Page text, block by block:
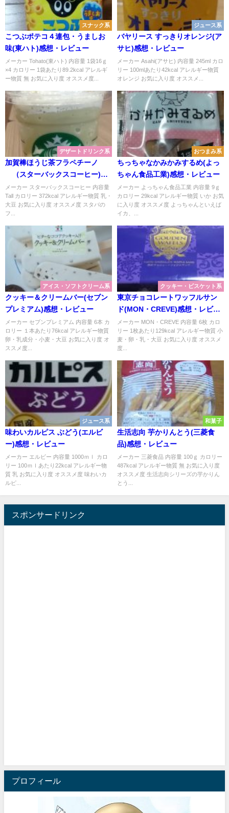
スナック系
こつぶポテコ４連包・うましお
味(東ハト)感想・レビュー
メーカー Tohato(東ハト) 内容量 1袋16ｇ
×4 カロリー 1袋あたり89.2kcal アレルギ
ー物質 無 お気に入り度 オススメ度...
ジュース系
バヤリース すっきりオレンジ(ア
サヒ)感想・レビュー
メーカー Asahi(アサヒ) 内容量 245ml カロ
リー 100mlあたり42kcal アレルギー物質
オレンジ お気に入り度 オススメ...
デザートドリンク系
加賀棒ほうじ茶フラペチーノ
®（スターバックスコーヒー)感
想・レビュー
メーカー スターバックスコーヒー 内容量
Tall カロリー 372kcal アレルギー物質 乳・
大豆 お気に入り度 オススメ度 スタバの
フ...
おつまみ系
ちっちゃなかみかみするめ(よっ
ちゃん食品工業)感想・レビュー
メーカー よっちゃん食品工業 内容量 9ｇ
カロリー 29kcal アレルギー物質 いか お気
に入り度 オススメ度 よっちゃんといえば
イカ、...
アイス・ソフトクリーム系
クッキー＆クリームバー(セブン
プレミアム)感想・レビュー
メーカー セブンプレミアム 内容量 6本 カ
ロリー １本あたり76kcal アレルギー物質
卵・乳成分・小麦・大豆 お気に入り度 オ
ススメ度...
クッキー・ビスケット系
東京チョコレートワッフルサン
ド(MON・CREVE)感想・レビュ
ー
メーカー MON・CREVE 内容量 6枚 カロ
リー 1枚あたり129kcal アレルギー物質 小
麦・卵・乳・大豆 お気に入り度 オススメ
度...
ジュース系
味わいカルピス ぶどう(エルビ
ー)感想・レビュー
メーカー エルビー 内容量 1000ｍｌ カロ
リー 100ｍｌあたり22kcal アレルギー物
質 乳 お気に入り度 オススメ度 味わいカ
ルピ...
和菓子
生活志向 芋かりんとう(三菱食
品)感想・レビュー
メーカー 三菱食品 内容量 100ｇ カロリー
487kcal アレルギー物質 無 お気に入り度
オススメ度 生活志向シリーズの芋かりん
とう...
スポンサードリンク
プロフィール